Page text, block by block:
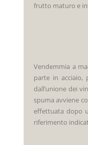
frutto maturo e
Vendemmia a
parte in acciaio,
dall’unione dei
spuma avviene
effettuata dopo
riferimento